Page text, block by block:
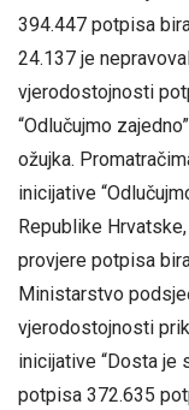
394.447 potpisa
24.137 je
vjerodostojnosti
“Odlučujmo
ožujka.
inicijative
Republike
provjere potpisa
Ministarstvo
vjerodostojnosti
inicijative “Dosta je
potpisa 372.635